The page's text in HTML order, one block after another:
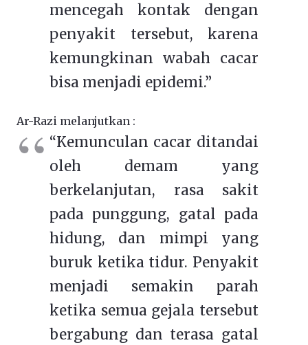
mencegah kontak dengan
penyakit tersebut, karena
kemungkinan wabah cacar
bisa menjadi epidemi.”
Ar-Razi melanjutkan :
“Kemunculan cacar ditandai
oleh demam yang
berkelanjutan, rasa sakit
pada punggung, gatal pada
hidung, dan mimpi yang
buruk ketika tidur. Penyakit
menjadi semakin parah
ketika semua gejala tersebut
bergabung dan terasa gatal